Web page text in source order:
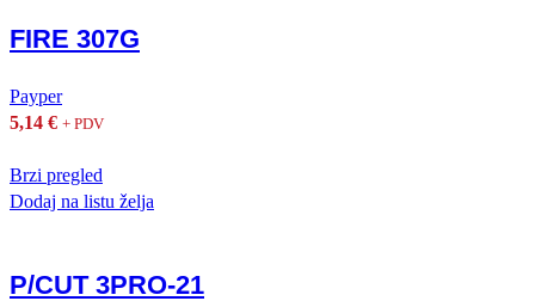
FIRE 307G
Payper
5,14 € + PDV
Brzi pregled
Dodaj na listu želja
P/CUT 3PRO-21